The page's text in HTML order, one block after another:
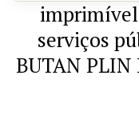
imprimível
serviços
BUTAN